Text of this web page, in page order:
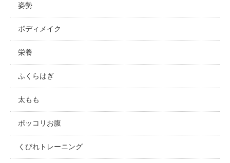
姿勢
ボディメイク
栄養
ふくらはぎ
太もも
ポッコリお腹
くびれトレーニング